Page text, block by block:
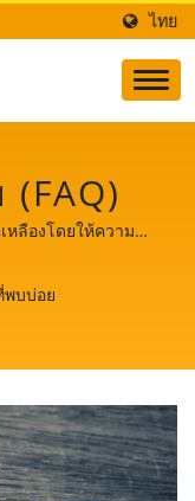
ไทย
หลืองโดยให้ความ
อาหาร.
พบบ่อย